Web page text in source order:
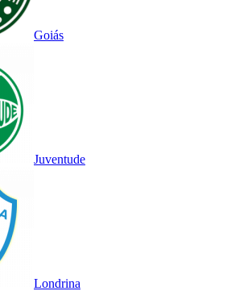
Goiás
Juventude
Londrina